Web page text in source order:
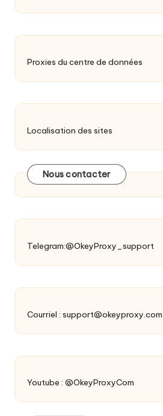
Proxies du centre de données
Localisation des sites
Nous contacter
Telegram:@OkeyProxy_support
Courriel : support@okeyproxy.com
Youtube : @OkeyProxyCom